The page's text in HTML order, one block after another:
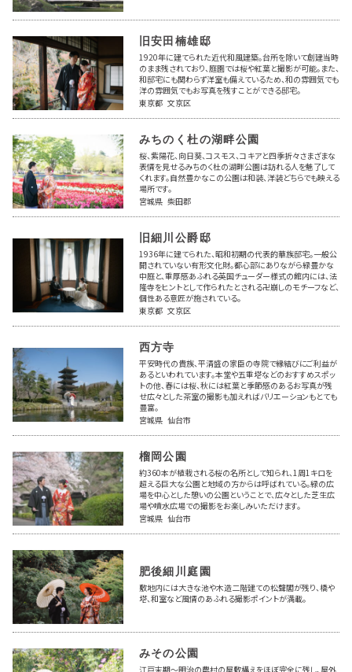
旧安田楠雄邸
1920年に建てられた近代和風建築。台所を除いて創建当時
のまま残されており、庭園では桜や紅葉と撮影が可能。また、
和邸宅にも関わらず洋室も備えているため、和の雰囲気でも
洋の雰囲気でもお写真を残すことができる邸宅。
東京都 文京区
みちのく杜の湖畔公園
桜、紫陽花、向日葵、コスモス、コキアと四季折々さまざまな
表情を見せるみちのく杜の湖畔公園は訪れる人を魅了して
くれます。自然豊かなこの公園は和装、洋装どちらでも映える
場所です。
宮城県 柴田郡
旧細川公爵邸
1936年に建てられた、昭和初期の代表的華族邸宅。一般公
開されていない有形文化財。都心部にありながら緑豊かな
中庭と、重厚感あふれる英国チューダー様式の館内には、法
隆寺をヒントとして作られたとされる卍崩しのモチーフなど、
個性ある意匠が施されている。
東京都 文京区
西方寺
平安時代の貴族、平清盛の家臣の寺院で縁結びにご利益が
あるといわれています。本堂や五重塔などのおすすめスポッ
トの他、春には桜、秋には紅葉と季節感のあるお写真が残
せ広々とした茶室の撮影も加えればバリエーションもとても
豊富。
宮城県 仙台市
榴岡公園
約360本が植栽される桜の名所として知られ、1周1キロを
超える巨大な公園と地域の方からは呼ばれている。緑の広
場を中心とした憩いの公園ということで、広々とした芝生広
場や噴水広場での撮影をお楽しみいただけます。
宮城県 仙台市
肥後細川庭園
敷地内には大きな池や木造二階建ての松聲閣が残り、橋や
塔、和室など風情のあふれる撮影ポイントが満載。
みその公園
江戸末期～明治の農村の屋敷構えをほぼ完全に残し、屋外